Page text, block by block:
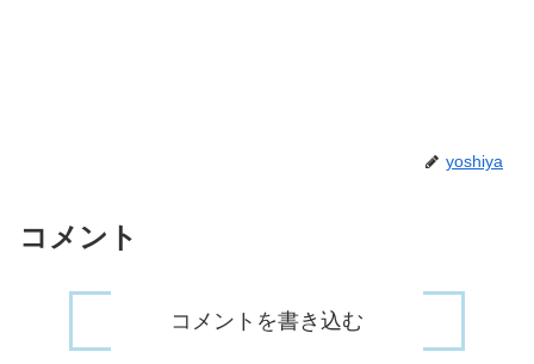
yoshiya
コメント
コメントを書き込む